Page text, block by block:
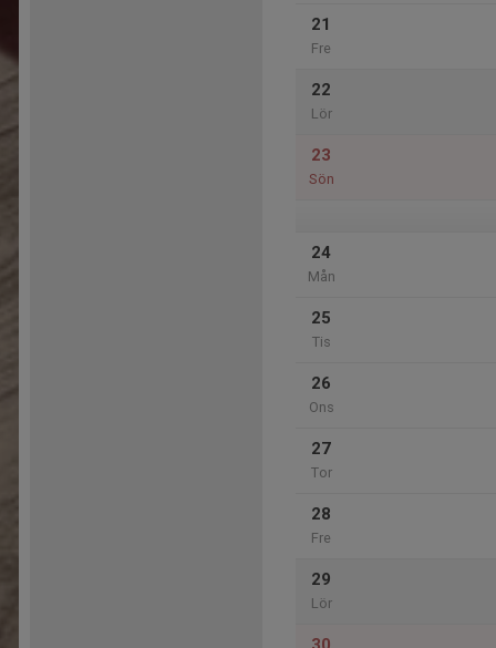
21
Fre
22
Lör
23
Sön
24
Mån
25
Tis
26
Ons
27
Tor
28
Fre
29
Lör